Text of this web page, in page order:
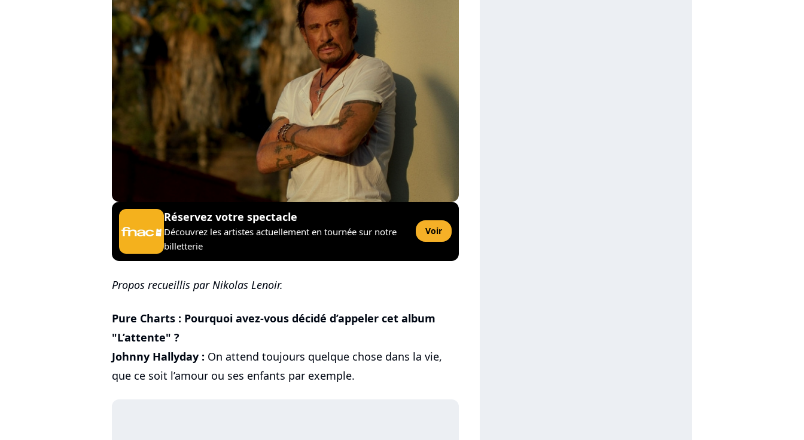
Réservez votre spectacle
Découvrez les artistes actuellement en tournée sur notre
billetterie
Voir
Propos recueillis par Nikolas Lenoir.
Pure Charts : Pourquoi avez-vous décidé d’appeler cet album
"L’attente" ?
Johnny Hallyday : On attend toujours quelque chose dans la vie,
que ce soit l’amour ou ses enfants par exemple.